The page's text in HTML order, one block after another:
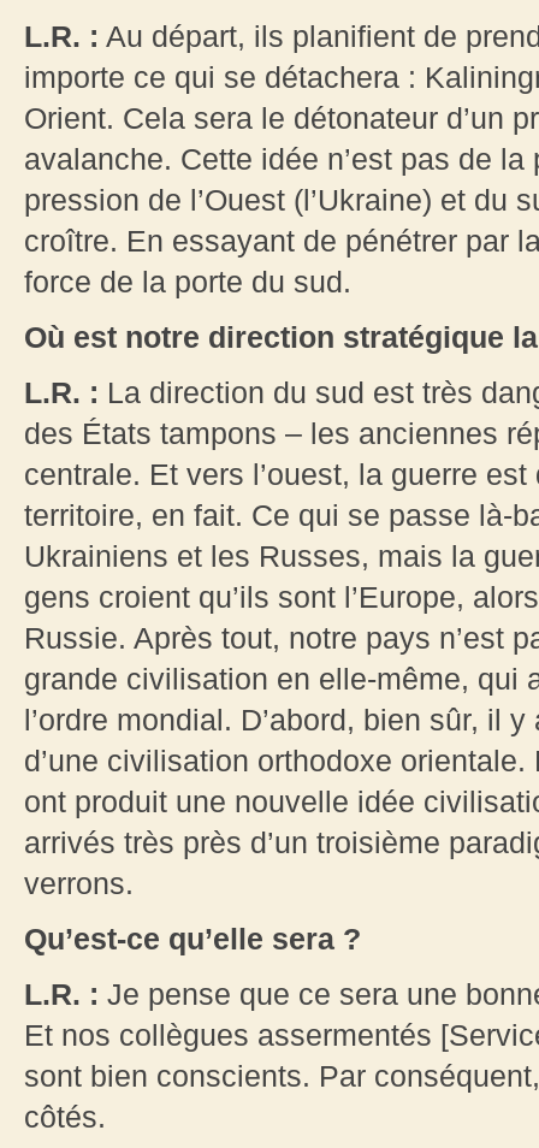
L.R. : Au départ, ils planifient de
importe ce qui se détachera :
Orient. Cela sera le détonateur d’un
avalanche. Cette idée n’est pas de
pression de l’Ouest (l’Ukraine) et du
croître. En essayant de pénétrer par
force de la porte du sud.
Où est notre direction stratégique
L.R. : La direction du sud est très
des États tampons – les anciennes
centrale. Et vers l’ouest, la guerre
territoire, en fait. Ce qui se passe là-
Ukrainiens et les Russes, mais la
gens croient qu’ils sont l’Europe,
Russie. Après tout, notre pays n’est
grande civilisation en elle-même, qui
l’ordre mondial. D’abord, bien sûr, il
d’une civilisation orthodoxe
ont produit une nouvelle idée
arrivés très près d’un troisième
verrons.
Qu’est-ce qu’elle sera ?
L.R. : Je pense que ce sera une
Et nos collègues assermentés
sont bien conscients. Par
côtés.